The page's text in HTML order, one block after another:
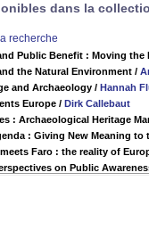
dans la
recherche
Public Benefit : Moving the
the Natural Environment /
and Archaeology / Hannah
Europe / Dirk Callebaut
: Archaeological Heritage
: Giving New Meaning to
Faro : the reality of
on Public